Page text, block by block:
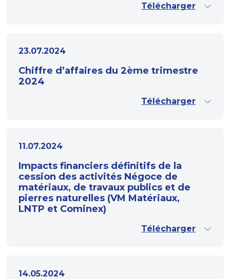
Télécharger
23.07.2024
Chiffre d’affaires du 2ème trimestre
2024
Télécharger
11.07.2024
Impacts financiers définitifs de la
cession des activités Négoce de
matériaux, de travaux publics et de
pierres naturelles (VM Matériaux,
LNTP et Cominex)
Télécharger
14.05.2024